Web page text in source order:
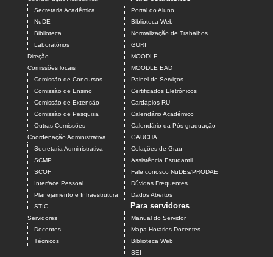
Secretaria Acadêmica
NuDE
Biblioteca
Laboratórios
Direção
Comissões locais
Comissão de Concursos
Comissão de Ensino
Comissão de Extensão
Comissão de Pesquisa
Outras Comissões
Coordenação Administrativa
Secretaria Administrativa
SCMP
SCOF
Interface Pessoal
Planejamento e Infraestrutura
STIC
Servidores
Docentes
Técnicos
Portal do Aluno
Biblioteca Web
Normalização de Trabalhos
GURI
MOODLE
MOODLE EAD
Painel de Serviços
Certificados Eletrônicos
Cardápios RU
Calendário Acadêmico
Calendário da Pós-graduação
GAUCHA
Colações de Grau
Assistência Estudantil
Fale conosco NuDEs/PRODAE
Dúvidas Frequentes
Dados Abertos
Para servidores
Manual do Servidor
Mapa Horários Docentes
Biblioteca Web
SEI